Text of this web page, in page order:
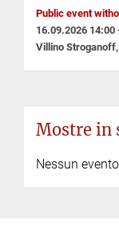
Public event
16.09.2026 14:00
Villino
Mostre in
Nessun evento